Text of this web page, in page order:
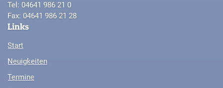
Tel: 04641 986 21 0
Fax: 04641 986 21 28
Links
Start
Neuigkeiten
Termine